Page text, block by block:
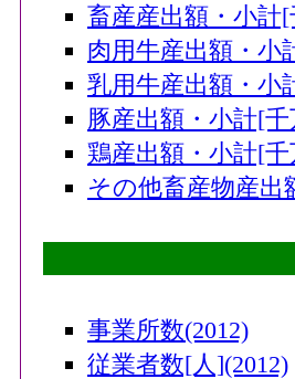
畜産産出額・小計
肉用牛産出額・小
乳用牛産出額・小
豚産出額・小計[
鶏産出額・小計[千
その他畜産物産出
事業所数(2012)
従業者数[人](2012)